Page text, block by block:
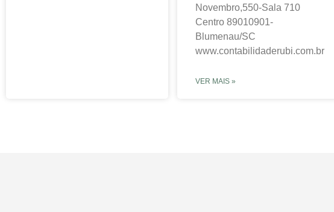
Novembro,550-Sala 710
Centro 89010901-
Blumenau/SC
www.contabilidaderubi.com.br
VER MAIS »